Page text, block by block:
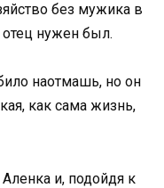
без мужика в
нужен был.
наотмашь, но он
как сама жизнь,
и, подойдя к